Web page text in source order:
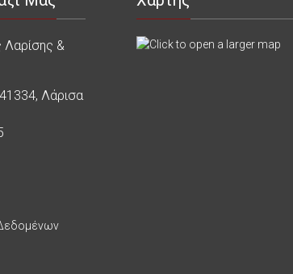
Λαρίσης &
Λάρισα